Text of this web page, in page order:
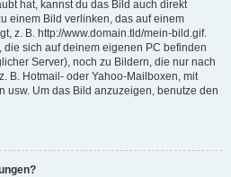
hat, kannst du das Bild auch direkt
einem Bild verlinken, das auf einem
z. B. http://www.domain.tld/mein-bild.gif.
sich auf deinem eigenen PC befinden
Server), noch zu Bildern, die nur nach
B. Hotmail- oder Yahoo-Mailboxen, mit
usw. Um das Bild anzuzeigen, benutze den